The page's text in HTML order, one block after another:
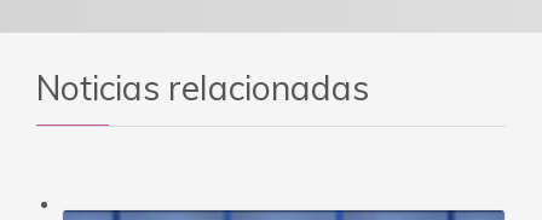
Noticias relacionadas